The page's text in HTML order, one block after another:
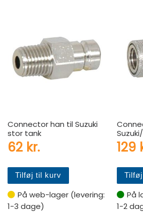
Connector han til Suzuki
stor tank
62 kr.
Tilføj til kurv
På web-lager (levering:
1-3 dage)
129
På
1-2